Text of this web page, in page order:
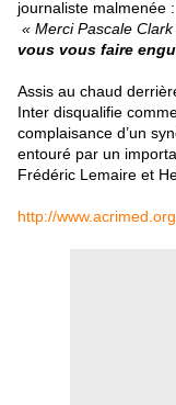
journaliste malmenée :
« Merci Pascale
vous vous faire
Assis au chaud
Inter disqualifie
complaisance d’un
entouré par un
Frédéric Lemaire et
http://